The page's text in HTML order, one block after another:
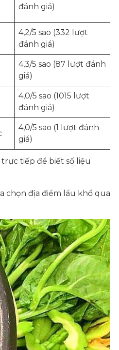
đánh giá)
4,2/5 sao (332 lượt
đánh giá)
4,3/5 sao (87 lượt đánh
giá)
4,0/5 sao (1015 lượt
đánh giá)
4,0/5 sao (1 lượt đánh
giá)
tiếp để biết số liệu
chọn địa điểm lẩu khổ qua